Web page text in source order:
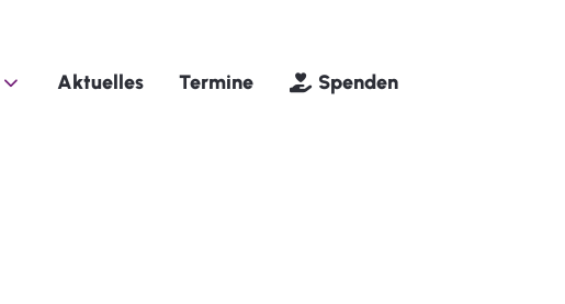
Aktuelles Termine Spenden